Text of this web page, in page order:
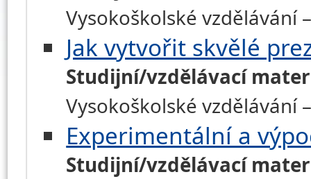
Vysokoškolské vzdělávání
Jak vytvořit skvělé
Studijní/vzdělávací
Vysokoškolské vzdělávání
Experimentální a
Studijní/vzdělávací